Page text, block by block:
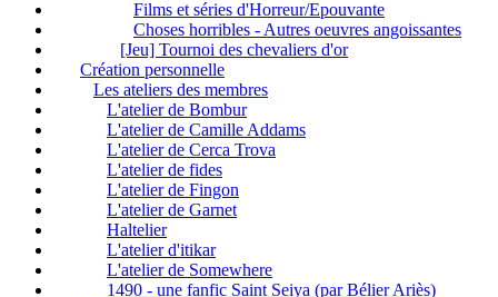
Films et séries d'Horreur/Epouvante
Choses horribles - Autres oeuvres angoissantes
[Jeu] Tournoi des chevaliers d'or
Création personnelle
Les ateliers des membres
L'atelier de Bombur
L'atelier de Camille Addams
L'atelier de Cerca Trova
L'atelier de fides
L'atelier de Fingon
L'atelier de Garnet
Haltelier
L'atelier d'itikar
L'atelier de Somewhere
1490 - une fanfic Saint Seiya (par Bélier Ariès)